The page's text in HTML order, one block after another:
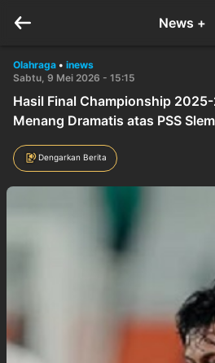
News +
Olahraga • inews
Sabtu, 9 Mei 2026 - 15:15
Hasil Final Championship
Menang Dramatis atas PSS
Dengarkan Berita